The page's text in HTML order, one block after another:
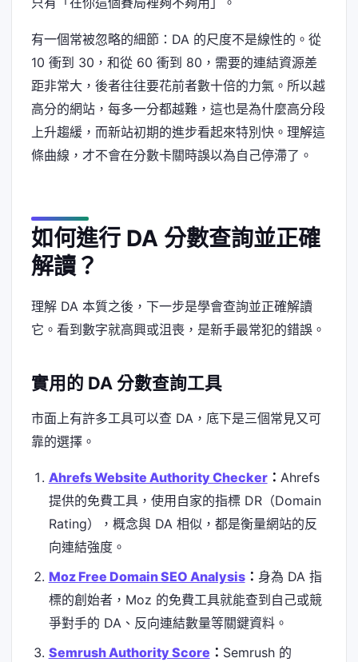
有一個常被忽略的細節：DA 的尺度不是線性的。從
10 衝到 30，和從 60 衝到 80，需要的連結資源差
距非常大，後者往往要花前者數十倍的力氣。所以越
高分的網站，每多一分都越難，這也是為什麼高分段
上升趨緩，而新站初期的進步看起來特別快。理解這
條曲線，才不會在分數卡關時誤以為自己停滯了。
如何進行 DA 分數查詢並正確
解讀？
理解 DA 本質之後，下一步是學會查詢並正確解讀
它。看到數字就高興或沮喪，是新手最常犯的錯誤。
實用的 DA 分數查詢工具
市面上有許多工具可以查 DA，底下是三個常見又可
靠的選擇。
Ahrefs Website Authority Checker： Ahrefs
提供的免費工具，使用自家的指標 DR（Domain
Rating），概念與 DA 相似，都是衡量網站的反
向連結強度。
Moz Free Domain SEO Analysis： 身為 DA 指
標的創始者，Moz 的免費工具就能查到自己或競
爭對手的 DA、反向連結數量等關鍵資料。
Semrush Authority Score ： Semrush 的